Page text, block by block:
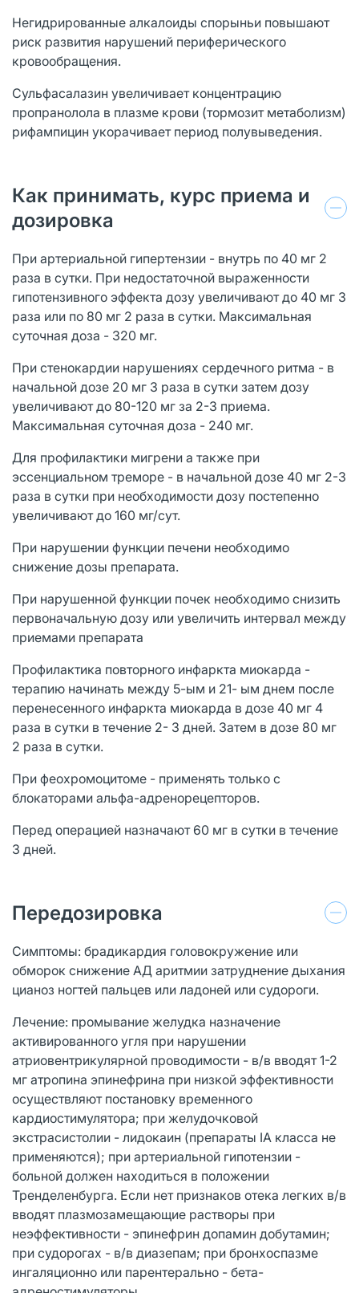
Негидрированные алкалоиды спорыньи повышают
риск развития нарушений периферического
кровообращения.
Сульфасалазин увеличивает концентрацию
пропранолола в плазме крови (тормозит метаболизм)
рифампицин укорачивает период полувыведения.
Как принимать, курс приема и
дозировка
При артериальной гипертензии - внутрь по 40 мг 2
раза в сутки. При недостаточной выраженности
гипотензивного эффекта дозу увеличивают до 40 мг 3
раза или по 80 мг 2 раза в сутки. Максимальная
суточная доза - 320 мг.
При стенокардии нарушениях сердечного ритма - в
начальной дозе 20 мг 3 раза в сутки затем дозу
увеличивают до 80-120 мг за 2-3 приема.
Максимальная суточная доза - 240 мг.
Для профилактики мигрени а также при
эссенциальном треморе - в начальной дозе 40 мг 2-3
раза в сутки при необходимости дозу постепенно
увеличивают до 160 мг/сут.
При нарушении функции печени необходимо
снижение дозы препарата.
При нарушенной функции почек необходимо снизить
первоначальную дозу или увеличить интервал между
приемами препарата
Профилактика повторного инфаркта миокарда -
терапию начинать между 5-ым и 21- ым днем после
перенесенного инфаркта миокарда в дозе 40 мг 4
раза в сутки в течение 2- 3 дней. Затем в дозе 80 мг
2 раза в сутки.
При феохромоцитоме - применять только с
блокаторами альфа-адренорецепторов.
Перед операцией назначают 60 мг в сутки в течение
3 дней.
Передозировка
Симптомы: брадикардия головокружение или
обморок снижение АД аритмии затруднение дыхания
цианоз ногтей пальцев или ладоней или судороги.
Лечение: промывание желудка назначение
активированного угля при нарушении
атриовентрикулярной проводимости - в/в вводят 1-2
мг атропина эпинефрина при низкой эффективности
осуществляют постановку временного
кардиостимулятора; при желудочковой
экстрасистолии - лидокаин (препараты IA класса не
применяются); при артериальной гипотензии -
больной должен находиться в положении
Тренделенбурга. Если нет признаков отека легких в/в
вводят плазмозамещающие растворы при
неэффективности - эпинефрин допамин добутамин;
при судорогах - в/в диазепам; при бронхоспазме
ингаляционно или парентерально - бета-